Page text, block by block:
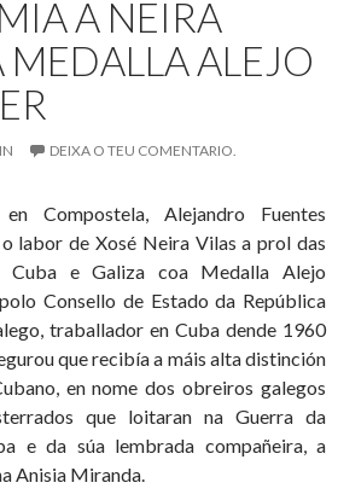
A NEIRA
ALEJO
DEIXA O TEU COMENTARIO.
Compostela, Alejandro Fuentes
labor de Xosé Neira Vilas a prol das
Cuba e Galiza coa Medalla Alejo
Consello de Estado da República
traballador en Cuba dende 1960
que recibía a máis alta distinción
en nome dos obreiros galegos
que loitaran na Guerra da
e da súa lembrada compañeira, a
Anisia Miranda.